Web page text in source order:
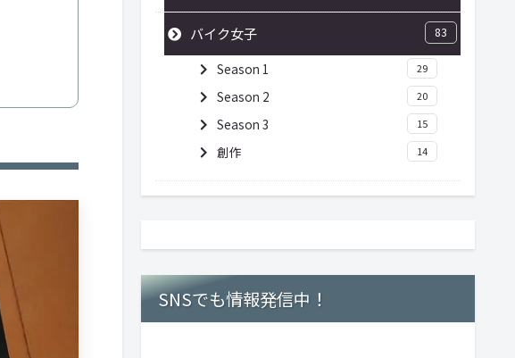
バイク女子 83
Season 1 29
Season 2 20
Season 3 15
創作 14
SNSでも情報発信中！